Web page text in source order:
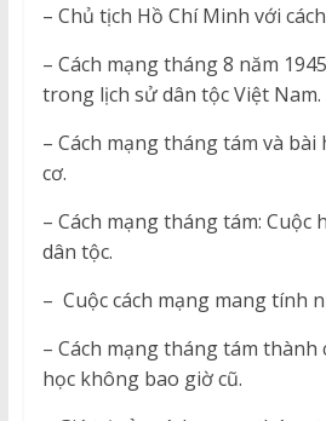
– Chủ tịch Hồ Chí Minh với
– Cách mạng tháng 8 năm
trong lịch sử dân tộc Việt Nam.
– Cách mạng tháng tám và
cơ.
– Cách mạng tháng tám: Cuộc
dân tộc.
– Cuộc cách mạng mang tính
– Cách mạng tháng tám
học không bao giờ cũ.